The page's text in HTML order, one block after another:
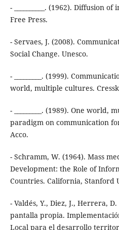
- __________. (1962). Diffusion
Free Press.
- Servaes, J. (2008).
Social Change. Unesco.
- _________. (1999).
world, multiple cultures.
- _________. (1989). One
paradigm on communication
Acco.
- Schramm, W. (1964). Mass
Development: the Role of
Countries. California, Stanford
- Valdés, Y., Diez, J., Herrera,
pantalla propia.
Local para el desarrollo